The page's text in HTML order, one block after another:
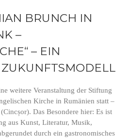
BRUNCH IN
–
– EIN
weitere Veranstaltung der Stiftung
Kirche in Rumänien statt –
Das Besondere hier: Es ist
aus Kunst, Literatur, Musik,
durch ein gastronomisches